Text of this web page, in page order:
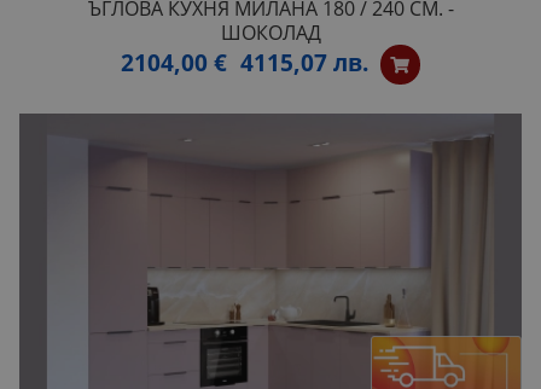
ЪГЛОВА КУХНЯ МИЛАНА 180 / 240 СМ. -
ШОКОЛАД
2104,00 € 4115,07 лв.